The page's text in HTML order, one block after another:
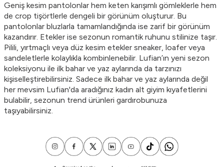
Geniş kesim pantolonlar hem keten karışımlı gömleklerle hem
de crop tişörtlerle dengeli bir görünüm oluşturur. Bu
pantolonlar bluzlarla tamamlandığında ise zarif bir görünüm
kazandırır. Etekler ise sezonun romantik ruhunu stilinize taşır.
Pilili, yırtmaçlı veya düz kesim etekler sneaker, loafer veya
sandeletlerle kolaylıkla kombinlenebilir. Lufian’ın yeni sezon
koleksiyonu ile ilk bahar ve yaz aylarında da tarzınızı
kişiselleştirebilirsiniz. Sadece ilk bahar ve yaz aylarında değil
her mevsim Lufian'da aradığınız kadın alt giyim kıyafetlerini
bulabilir, sezonun trend ürünleri gardırobunuza
taşıyabilirsiniz.